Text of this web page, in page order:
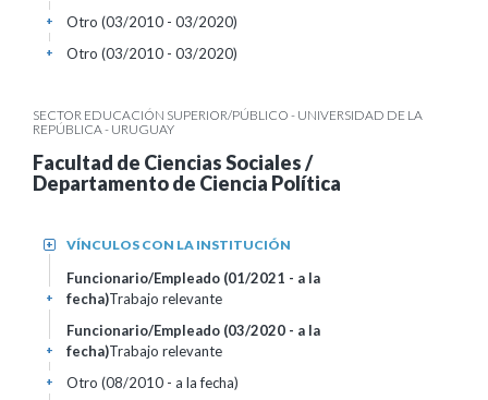
Otro (03/2010 - 03/2020)
+
Otro (03/2010 - 03/2020)
+
SECTOR EDUCACIÓN SUPERIOR/PÚBLICO - UNIVERSIDAD DE LA
REPÚBLICA - URUGUAY
Facultad de Ciencias Sociales /
Departamento de Ciencia Política
VÍNCULOS CON LA INSTITUCIÓN
+
Funcionario/Empleado (01/2021 - a la
fecha)Trabajo relevante
+
Funcionario/Empleado (03/2020 - a la
fecha)Trabajo relevante
+
Otro (08/2010 - a la fecha)
+